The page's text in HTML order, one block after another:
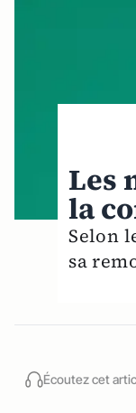
Les
la
Selon
sa
Écoutez cet